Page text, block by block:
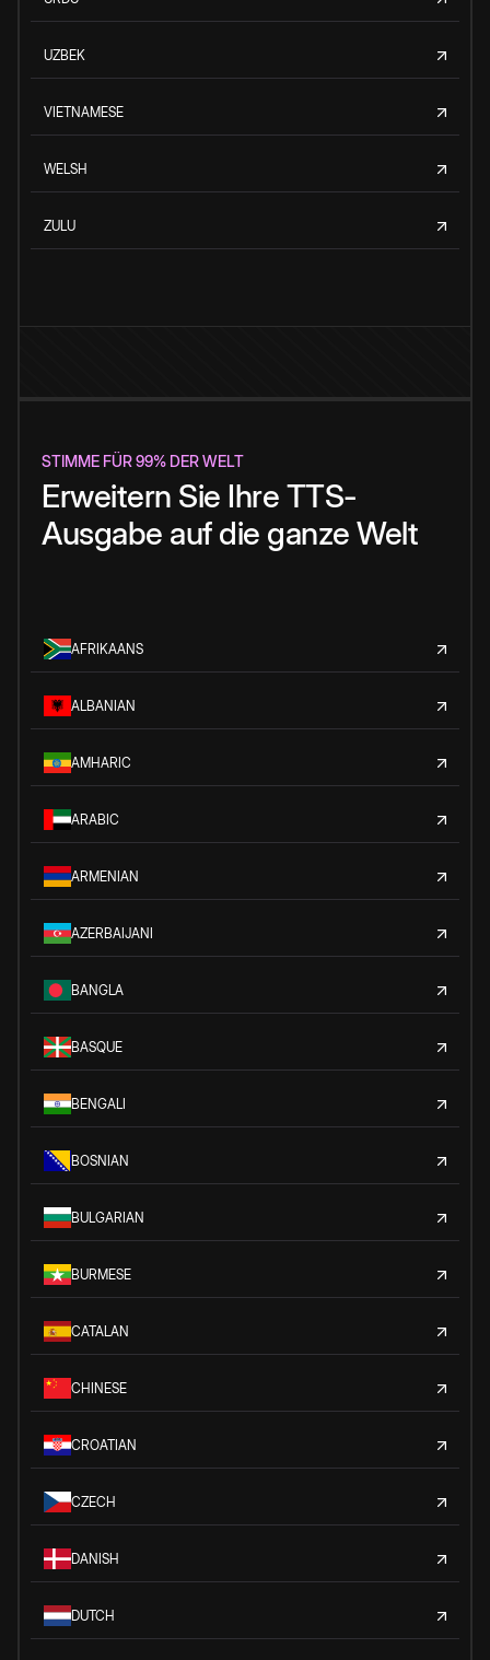
UZBEK
VIETNAMESE
WELSH
ZULU
STIMME FÜR 99% DER WELT
Erweitern Sie Ihre TTS-
Ausgabe auf die ganze Welt
AFRIKAANS
ALBANIAN
AMHARIC
ARABIC
ARMENIAN
AZERBAIJANI
BANGLA
BASQUE
BENGALI
BOSNIAN
BULGARIAN
BURMESE
CATALAN
CHINESE
CROATIAN
CZECH
DANISH
DUTCH